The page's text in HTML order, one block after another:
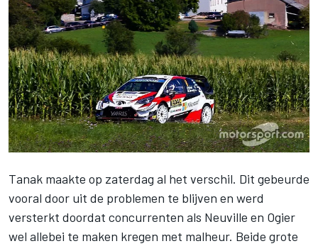
Tanak maakte op zaterdag al het verschil. Dit gebeurde
vooral door uit de problemen te blijven en werd
versterkt doordat concurrenten als Neuville en Ogier
wel allebei te maken kregen met malheur. Beide grote